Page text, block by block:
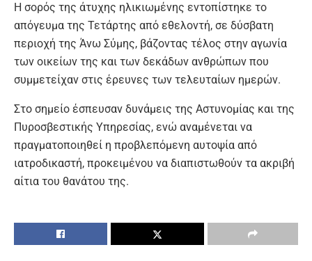
Η σορός της άτυχης ηλικιωμένης εντοπίστηκε το
απόγευμα της Τετάρτης από εθελοντή, σε δύσβατη
περιοχή της Άνω Σύμης, βάζοντας τέλος στην αγωνία
των οικείων της και των δεκάδων ανθρώπων που
συμμετείχαν στις έρευνες των τελευταίων ημερών.
Στο σημείο έσπευσαν δυνάμεις της Αστυνομίας και της
Πυροσβεστικής Υπηρεσίας, ενώ αναμένεται να
πραγματοποιηθεί η προβλεπόμενη αυτοψία από
ιατροδικαστή, προκειμένου να διαπιστωθούν τα ακριβή
αίτια του θανάτου της.